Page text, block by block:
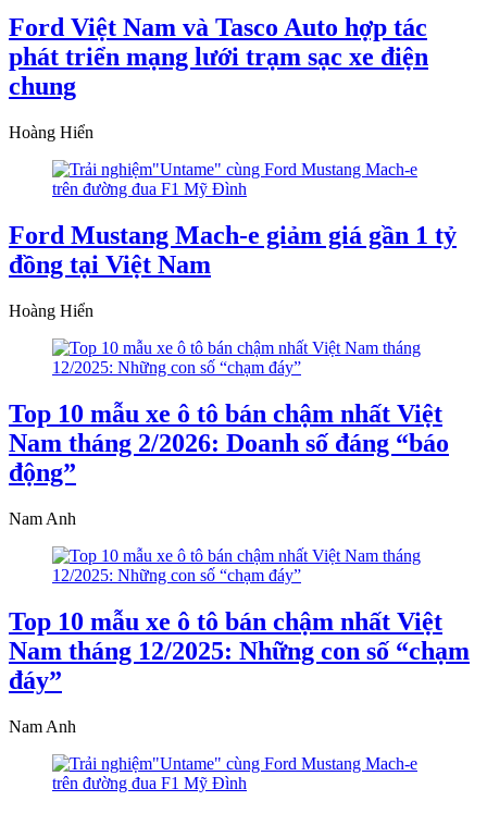
Ford Việt Nam và Tasco Auto hợp tác
phát triển mạng lưới trạm sạc xe điện
chung
Hoàng Hiển
Ford Mustang Mach-e giảm giá gần 1 tỷ
đồng tại Việt Nam
Hoàng Hiển
Top 10 mẫu xe ô tô bán chậm nhất Việt
Nam tháng 2/2026: Doanh số đáng “báo
động”
Nam Anh
Top 10 mẫu xe ô tô bán chậm nhất Việt
Nam tháng 12/2025: Những con số “chạm
đáy”
Nam Anh